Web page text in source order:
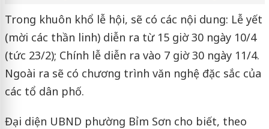
Trong khuôn khổ lễ hội, sẽ có các nội dung: Lễ yết
(mời các thần linh) diễn ra từ 15 giờ 30 ngày 10/4
(tức 23/2); Chính lễ diễn ra vào 7 giờ 30 ngày 11/4.
Ngoài ra sẽ có chương trình văn nghệ đặc sắc của
các tổ dân phố.
Đại diện UBND phường Bỉm Sơn cho biết, theo